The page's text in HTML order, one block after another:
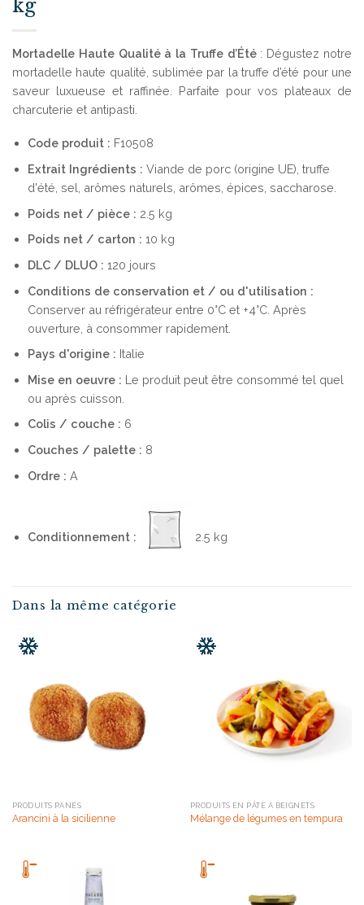
kg
Mortadelle Haute Qualité à la Truffe d’Été: Dégustez notre
mortadelle haute qualité, sublimée par la truffe d’été pour une
saveur luxueuse et raffinée. Parfaite pour vos plateaux de
charcuterie et antipasti.
Code produit : F10508
Extrait Ingrédients : Viande de porc (origine UE), truffe
d'été, sel, arômes naturels, arômes, épices, saccharose.
Poids net / pièce : 2.5 kg
Poids net / carton : 10 kg
DLC / DLUO : 120 jours
Conditions de conservation et / ou d'utilisation :
Conserver au réfrigérateur entre 0°C et +4°C. Après
ouverture, à consommer rapidement.
Pays d'origine : Italie
Mise en oeuvre : Le produit peut être consommé tel quel
ou après cuisson.
Colis / couche : 6
Couches / palette : 8
Ordre : A
Conditionnement : 2.5 kg
Dans la même catégorie
PRODUITS PANÉS
Arancini à la sicilienne
PRODUITS EN PÂTE À BEIGNETS
Mélange de légumes en tempura